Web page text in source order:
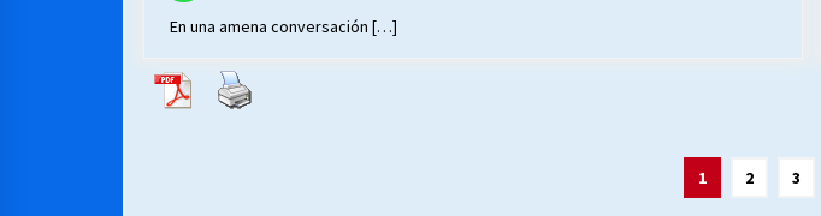
En una amena conversación […]
1 2 3